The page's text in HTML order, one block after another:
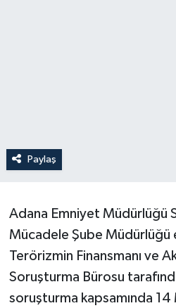
Paylaş
Adana Emniyet Müdürlüğü
Mücadele Şube Müdürlüğü
Terörizmin Finansmanı ve
Soruşturma Bürosu
soruşturma kapsamında 14